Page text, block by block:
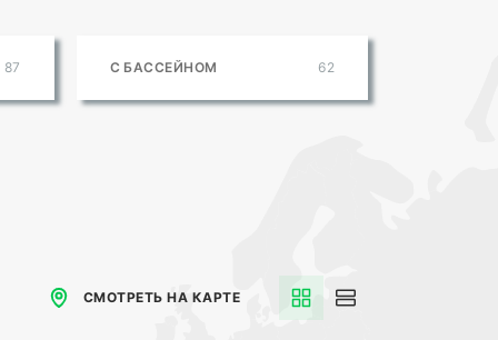
87 С БАССЕЙНОМ 62
СМОТРЕТЬ НА КАРТЕ